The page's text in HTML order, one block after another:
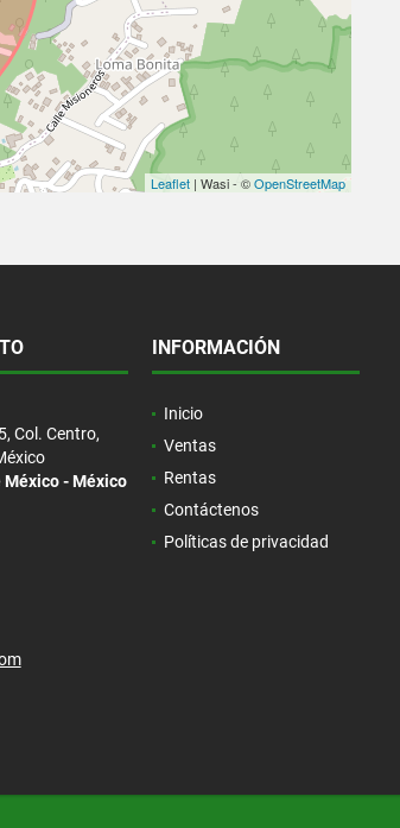
Leaflet| Wasi - ©OpenStreetMap
Col. Centro,
México - México
INFORMACIÓN
Inicio
Ventas
Rentas
Contáctenos
Políticas de privacidad